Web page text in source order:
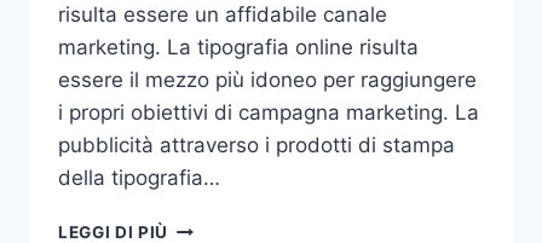
risulta essere un affidabile canale
marketing. La tipografia online risulta
essere il mezzo più idoneo per raggiungere
i propri obiettivi di campagna marketing. La
pubblicità attraverso i prodotti di stampa
della tipografia…
LEGGI DI PIÙ VUOI